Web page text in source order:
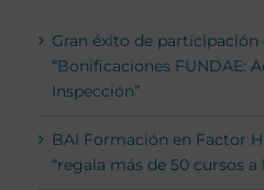
Gran éxito de participación
“Bonificaciones FUNDAE:
Inspección”
BAI Formación en Factor
“regala más de 50 cursos a